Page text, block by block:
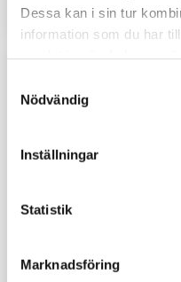
Dessa kan i sin tur
information som du har
Nödvändig
Inställningar
Statistik
Marknadsföring
INFO
Münsterländer